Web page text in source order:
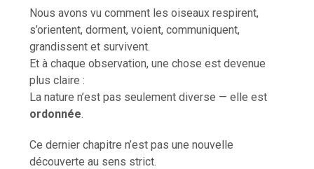
Nous avons vu comment les oiseaux respirent,
s’orientent, dorment, voient, communiquent,
grandissent et survivent.
Et à chaque observation, une chose est devenue
plus claire :
La nature n’est pas seulement diverse — elle est
ordonnée.
Ce dernier chapitre n’est pas une nouvelle
découverte au sens strict.